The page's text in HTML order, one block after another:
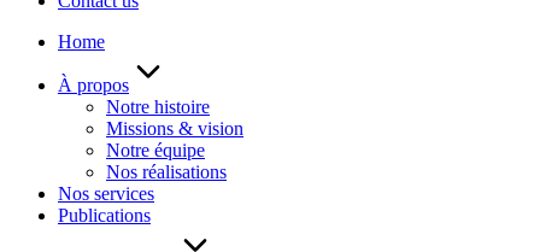
Home
À propos
Notre histoire
Missions & vision
Notre équipe
Nos réalisations
Nos services
Publications